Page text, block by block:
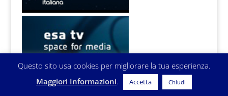
Questo sito usa cookies per migliorare la tua esperienza.
Maggiori Informazioni. Accetta Chiudi